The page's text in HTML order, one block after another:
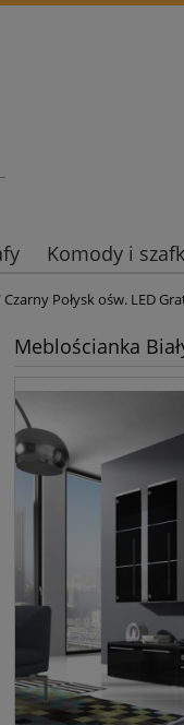
Komody i
Połysk ośw. LED
Meblościanka